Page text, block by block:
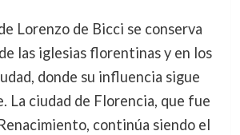
Lorenzo de Bicci se conserva
las iglesias florentinas y en los
donde su influencia sigue
La ciudad de Florencia, que fue
continúa siendo el